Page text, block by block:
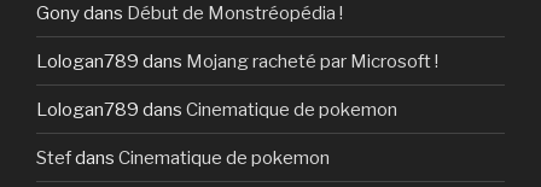
Gonydans Début de Monstréopédia !
Lologan789 dans Mojang racheté par Microsoft !
Lologan789 dans Cinematique de pokemon
Stefdans Cinematique de pokemon